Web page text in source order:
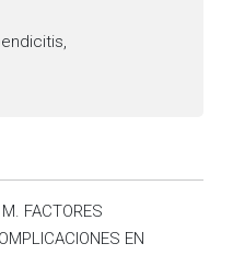
FACTORES
EN